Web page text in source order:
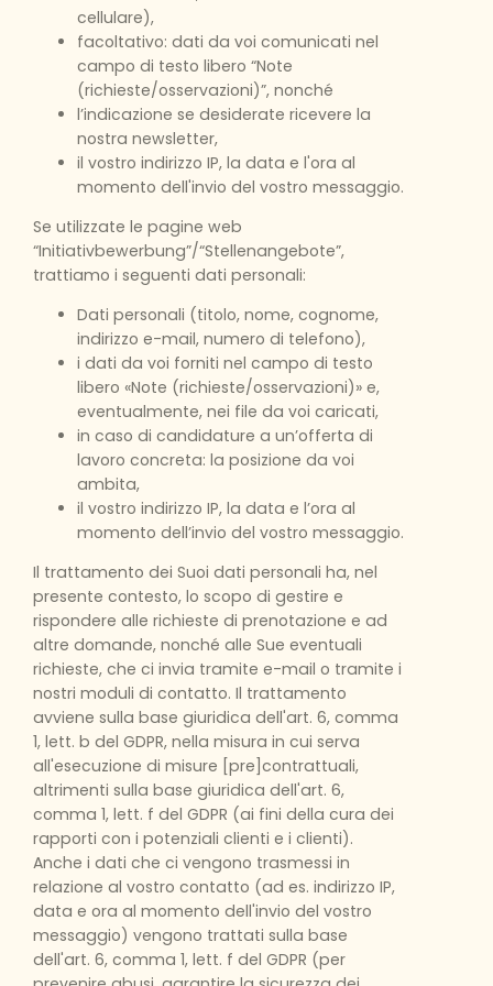
cellulare),
facoltativo: dati da voi comunicati nel
campo di testo libero “Note
(richieste/osservazioni)”, nonché
l’indicazione se desiderate ricevere la
nostra newsletter,
il vostro indirizzo IP, la data e l'ora al
momento dell'invio del vostro messaggio.
Se utilizzate le pagine web
“Initiativbewerbung”/“Stellenangebote”,
trattiamo i seguenti dati personali:
Dati personali (titolo, nome, cognome,
indirizzo e-mail, numero di telefono),
i dati da voi forniti nel campo di testo
libero «Note (richieste/osservazioni)» e,
eventualmente, nei file da voi caricati,
in caso di candidature a un’offerta di
lavoro concreta: la posizione da voi
ambita,
il vostro indirizzo IP, la data e l’ora al
momento dell’invio del vostro messaggio.
Il trattamento dei Suoi dati personali ha, nel
presente contesto, lo scopo di gestire e
rispondere alle richieste di prenotazione e ad
altre domande, nonché alle Sue eventuali
richieste, che ci invia tramite e-mail o tramite i
nostri moduli di contatto. Il trattamento
avviene sulla base giuridica dell'art. 6, comma
1, lett. b del GDPR, nella misura in cui serva
all'esecuzione di misure [pre]contrattuali,
altrimenti sulla base giuridica dell'art. 6,
comma 1, lett. f del GDPR (ai fini della cura dei
rapporti con i potenziali clienti e i clienti).
Anche i dati che ci vengono trasmessi in
relazione al vostro contatto (ad es. indirizzo IP,
data e ora al momento dell'invio del vostro
messaggio) vengono trattati sulla base
dell'art. 6, comma 1, lett. f del GDPR (per